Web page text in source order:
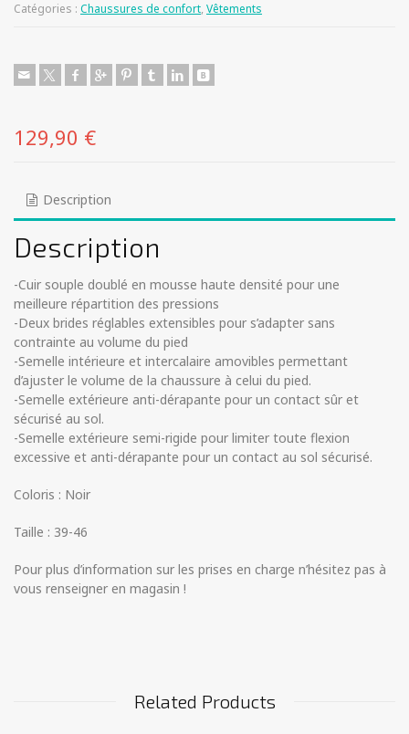
Catégories : Chaussures de confort, Vêtements
129,90 €
Description
Description
-Cuir souple doublé en mousse haute densité pour une
meilleure répartition des pressions
-Deux brides réglables extensibles pour s’adapter sans
contrainte au volume du pied
-Semelle intérieure et intercalaire amovibles permettant
d’ajuster le volume de la chaussure à celui du pied.
-Semelle extérieure anti-dérapante pour un contact sûr et
sécurisé au sol.
-Semelle extérieure semi-rigide pour limiter toute flexion
excessive et anti-dérapante pour un contact au sol sécurisé.
Coloris : Noir
Taille : 39-46
Pour plus d’information sur les prises en charge n’hésitez pas à
vous renseigner en magasin !
Related Products